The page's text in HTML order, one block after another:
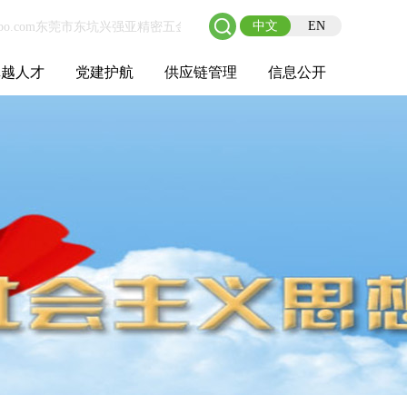
中文 EN
人才 党建护航 供应链管理 信息公开